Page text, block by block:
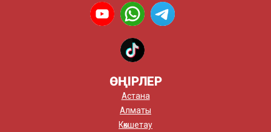
ӨҢІРЛЕР
Астана
Алматы
Көкшетау